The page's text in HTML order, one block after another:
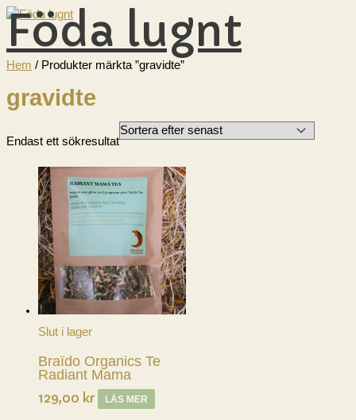
Hoppa
innehåll
Föda lugnt
HUVUDMENY
Hem / Produkter märkta ”gravidte”
gravidte
Endast ett sökresultat
Slut i lager
Braïdo Organics Te
Radiant Mama
129,00 kr LÄS MER